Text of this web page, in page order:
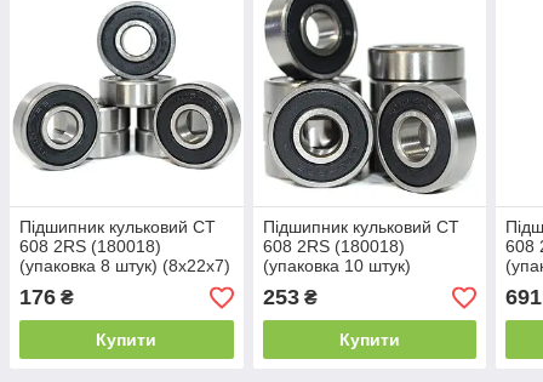
Підшипник кульковий CT
608 2RS (180018)
(упаковка 8 штук) (8x22x7)
176 ₴
Купити
Підшипник кульковий CT
608 2RS (180018)
(упаковка 10 штук)
(8x22x7)
253₴
Купити
608
691